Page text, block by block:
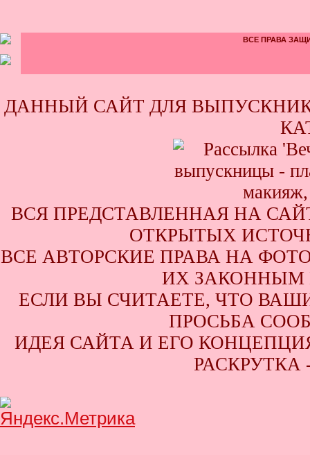
ВСЕ ПРАВА
ДАННЫЙ САЙТ ДЛЯ
ВСЯ ПРЕДСТАВЛЕННАЯ НА
ОТКРЫТЫХ
ВСЕ АВТОРСКИЕ ПРАВА НА
ИХ ЗАКОННЫМ
ЕСЛИ ВЫ СЧИТАЕТЕ, ЧТО
ПРОСЬБА
ИДЕЯ САЙТА И ЕГО КОНЦЕПЦИЯ
РАСКРУТКА -